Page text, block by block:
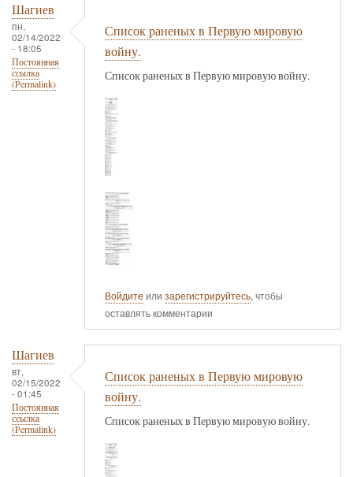
Шагиев
пн,
02/14/2022
- 18:05
Постоянная
ссылка
(Permalink)
Список раненых в Первую мировую
войну.
Список раненых в Первую мировую войну.
Войдите или зарегистрируйтесь, чтобы
оставлять комментарии
Шагиев
вт,
02/15/2022
- 01:45
Постоянная
ссылка
(Permalink)
Список раненых в Первую мировую
войну.
Список раненых в Первую мировую войну.